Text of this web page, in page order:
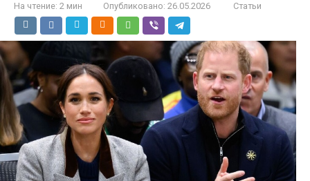
На чтение: 2 мин Опубликовано: 26.05.2026 Статьи